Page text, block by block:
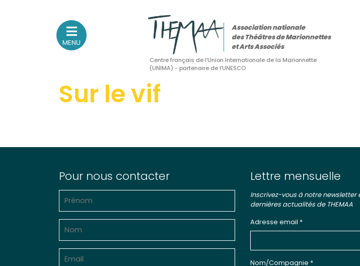
Association nationale
des Théâtres de Marionnettes
et Arts Associés
Sur le feu
Sur le vif
(Agenda, spectacles, événements des adhérents)
Sur le fond
(Fonctionnement, gouvernance, groupes de travail, partenaires)
Sur le terrain
MENU
Association nationale
des Théâtres de Marionnettes
et Arts Associés
Centre français de l’Union Internationale de la Marionnette
(UNIMA) - partenaire de l’UNESCO
Sur le vif
Pour nous contacter Lettre mensuelle
Inscrivez-vous à notre newsletter
dernières actualités de THEMAA
Adresse email *
Nom/Compagnie *